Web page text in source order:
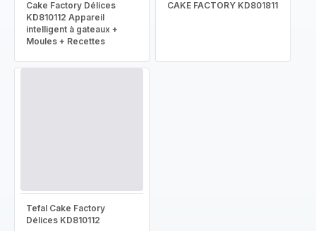
Cake Factory Délices
KD810112 Appareil
intelligent à gateaux +
Moules + Recettes
CAKE FACTORY KD801811
Tefal Cake Factory
Délices KD810112